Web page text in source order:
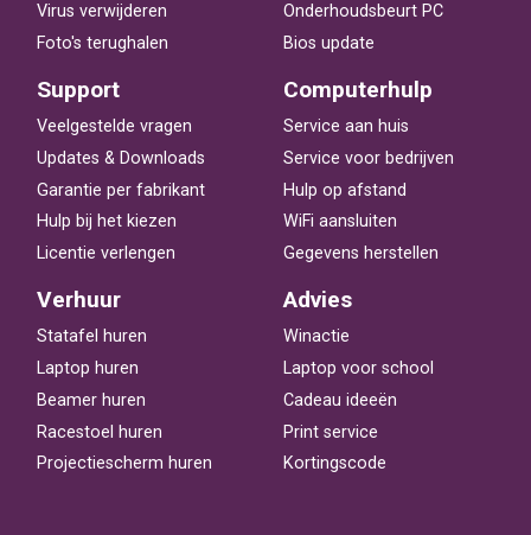
Virus verwijderen
Foto's terughalen
Onderhoudsbeurt PC
Bios update
Support
Veelgestelde vragen
Updates & Downloads
Garantie per fabrikant
Hulp bij het kiezen
Licentie verlengen
Computerhulp
Service aan huis
Service voor bedrijven
Hulp op afstand
WiFi aansluiten
Gegevens herstellen
Verhuur
Statafel huren
Laptop huren
Beamer huren
Racestoel huren
Projectiescherm huren
Advies
Winactie
Laptop voor school
Cadeau ideeën
Print service
Kortingscode